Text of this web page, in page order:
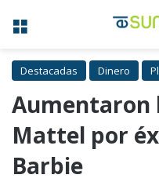
Menú
Destacadas Dinero
Aumentaron
Mattel por
Barbie